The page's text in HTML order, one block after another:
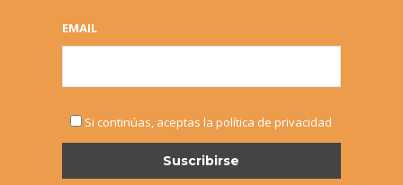
EMAIL
Si continúas, aceptas la política de privacidad